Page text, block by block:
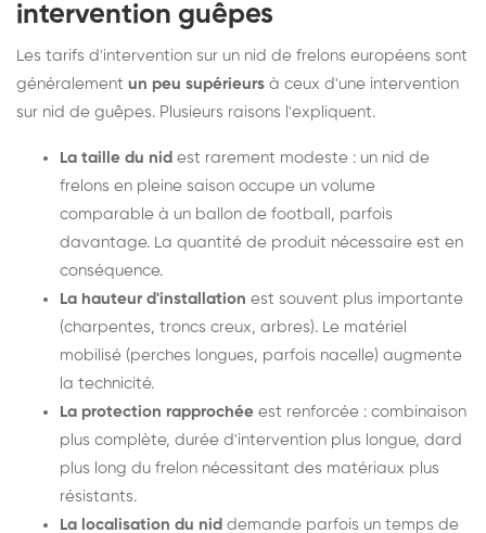
intervention guêpes
Les tarifs d'intervention sur un nid de frelons européens sont
généralement un peu supérieurs à ceux d'une intervention
sur nid de guêpes. Plusieurs raisons l'expliquent.
La taille du nid est rarement modeste : un nid de
frelons en pleine saison occupe un volume
comparable à un ballon de football, parfois
davantage. La quantité de produit nécessaire est en
conséquence.
La hauteur d'installation est souvent plus importante
(charpentes, troncs creux, arbres). Le matériel
mobilisé (perches longues, parfois nacelle) augmente
la technicité.
La protection rapprochée est renforcée : combinaison
plus complète, durée d'intervention plus longue, dard
plus long du frelon nécessitant des matériaux plus
résistants.
La localisation du nid demande parfois un temps de